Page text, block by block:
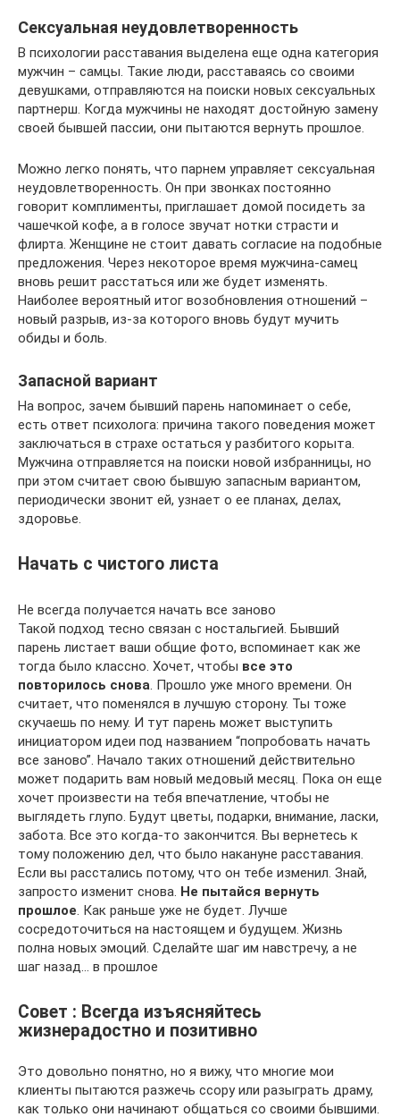
Сексуальная неудовлетворенность
В психологии расставания выделена еще одна категория
мужчин – самцы. Такие люди, расставаясь со своими
девушками, отправляются на поиски новых сексуальных
партнерш. Когда мужчины не находят достойную замену
своей бывшей пассии, они пытаются вернуть прошлое.
Можно легко понять, что парнем управляет сексуальная
неудовлетворенность. Он при звонках постоянно
говорит комплименты, приглашает домой посидеть за
чашечкой кофе, а в голосе звучат нотки страсти и
флирта. Женщине не стоит давать согласие на подобные
предложения. Через некоторое время мужчина-самец
вновь решит расстаться или же будет изменять.
Наиболее вероятный итог возобновления отношений –
новый разрыв, из-за которого вновь будут мучить
обиды и боль.
Запасной вариант
На вопрос, зачем бывший парень напоминает о себе,
есть ответ психолога: причина такого поведения может
заключаться в страхе остаться у разбитого корыта.
Мужчина отправляется на поиски новой избранницы, но
при этом считает свою бывшую запасным вариантом,
периодически звонит ей, узнает о ее планах, делах,
здоровье.
Начать с чистого листа
Не всегда получается начать все заново
Такой подход тесно связан с ностальгией. Бывший
парень листает ваши общие фото, вспоминает как же
тогда было классно. Хочет, чтобы все это
повторилось снова . Прошло уже много времени. Он
считает, что поменялся в лучшую сторону. Ты тоже
скучаешь по нему. И тут парень может выступить
инициатором идеи под названием “попробовать начать
все заново”. Начало таких отношений действительно
может подарить вам новый медовый месяц. Пока он еще
хочет произвести на тебя впечатление, чтобы не
выглядеть глупо. Будут цветы, подарки, внимание, ласки,
забота. Все это когда-то закончится. Вы вернетесь к
тому положению дел, что было накануне расставания.
Если вы расстались потому, что он тебе изменил. Знай,
запросто изменит снова. Не пытайся вернуть
прошлое . Как раньше уже не будет. Лучше
сосредоточиться на настоящем и будущем. Жизнь
полна новых эмоций. Сделайте шаг им навстречу, а не
шаг назад… в прошлое
Совет : Всегда изъясняйтесь
жизнерадостно и позитивно
Это довольно понятно, но я вижу, что многие мои
клиенты пытаются разжечь ссору или разыграть драму,
как только они начинают общаться со своими бывшими.